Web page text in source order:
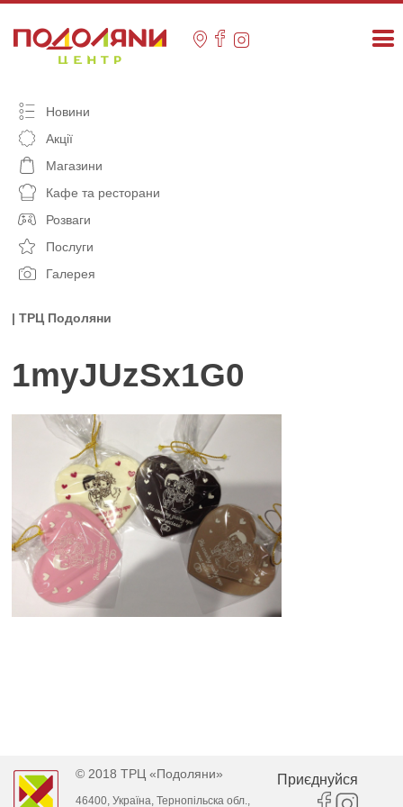
content
Новини
Акції
Магазини
Кафе та ресторани
Розваги
Послуги
Галерея
| ТРЦ Подоляни
1myJUzSx1G0
© 2018 ТРЦ «Подоляни»
46400, Україна, Тернопільска обл.,
Приєднуйся